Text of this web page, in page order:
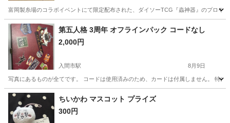
富岡製糸場のコラボイベントにて限定配布された、ダイソーTCG『蟲神器』のプロモ
埼玉 秩父郡 波久礼駅 カードゲーム アート
第五人格 3周年 オフラインパック コードなし
2,000円
入間市駅 8月9日
写真にあるものが全てです。 コードは使用済みのため、カードは付属しません。 特
埼玉 入間市 入間市駅
ちいかわ マスコット プライズ
300円